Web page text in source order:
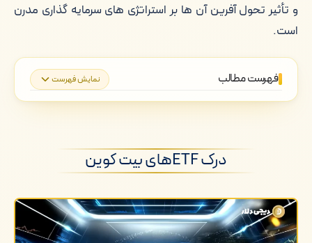
و تأثیر تحول آفرین آن ها بر استراتژی های سرمایه گذاری مدرن
است.
فهرست مطالب نمایش فهرست
درک ETFهای بیت کوین
اهمیت ETFهای بیت کوین
فرصت های سرمایه گذاری در ETFهای بیت
کوین
درک ETFهای بیت کوین